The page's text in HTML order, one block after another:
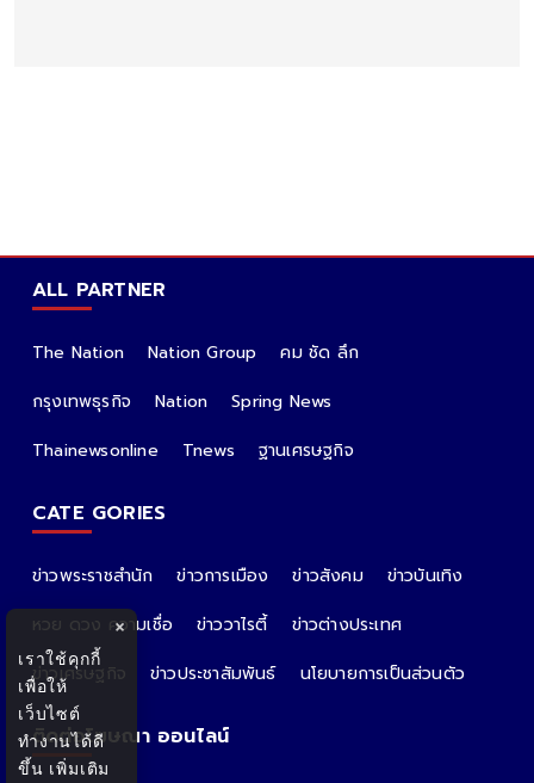
ALL PARTNER
The Nation Nation Group
คม ชัด ลึก
กรุงเทพธุรกิจ
Nation
Spring News
Thainewsonline
Tnews ฐานเศรษฐกิจ
CATE GORIES
ข่าวพระราชสำนัก ข่าวการเมือง ข่าวสังคม
ข่าวบันเทิง
หวย ดวง ความเชื่อ
ข่าววาไรตี้
ข่าวต่างประเทศ
ข่าวเศรษฐกิจ
ข่าวประชาสัมพันธ์ นโยบายการเป็นส่วนตัว
ติดต่อโฆษณา ออนไลน์
×
เราใช้คุกกี้
เพื่อให้
เว็บไซต์
ทำงานได้ดี
ขึ้น เพิ่มเติม